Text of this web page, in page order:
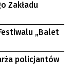
Zakładu
„Balet
policjantów